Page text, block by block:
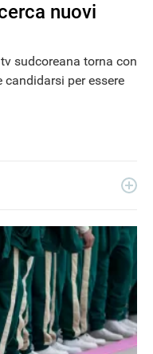
nuovi
sudcoreana torna con
candidarsi per essere
e spettacolo.